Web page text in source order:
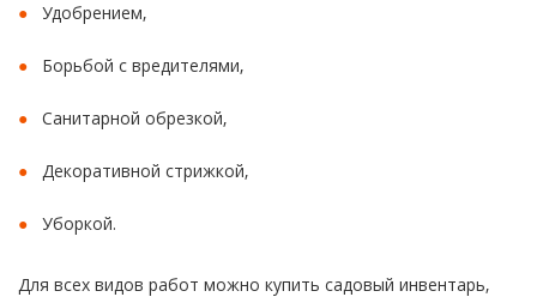
Удобрением,
Борьбой с вредителями,
Санитарной обрезкой,
Декоративной стрижкой,
Уборкой.
Для всех видов работ можно купить садовый инвентарь,